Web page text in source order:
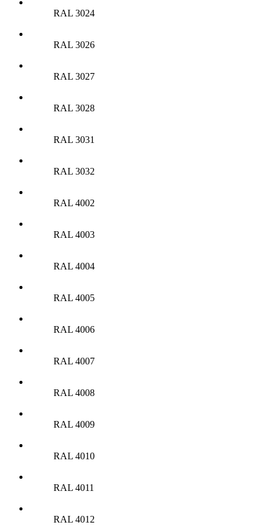
RAL 3024
RAL 3026
RAL 3027
RAL 3028
RAL 3031
RAL 3032
RAL 4002
RAL 4003
RAL 4004
RAL 4005
RAL 4006
RAL 4007
RAL 4008
RAL 4009
RAL 4010
RAL 4011
RAL 4012